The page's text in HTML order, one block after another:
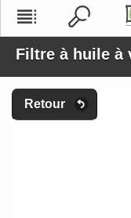
Filtre à huile à
Retour